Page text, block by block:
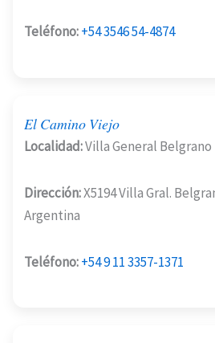
Teléfono:+54 3546 54-4874
El Camino Viejo
Localidad:Villa General Belgrano
Dirección:X5194 Villa Gral.
Argentina
Teléfono:+54 9 11 3357-1371